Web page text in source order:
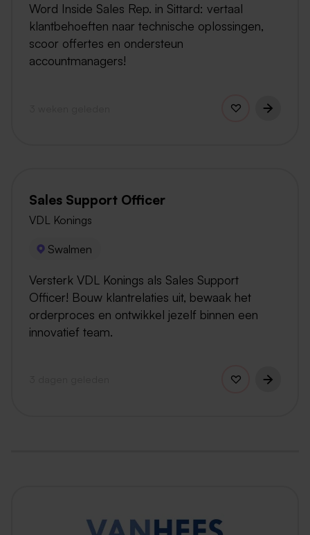
Word Inside Sales Rep. in Sittard: vertaal
klantbehoeften naar technische oplossingen,
scoor offertes en ondersteun
accountmanagers!
Sales Support Officer
VDL Konings
Swalmen
Versterk VDL Konings als Sales Support
Officer! Bouw klantrelaties uit, bewaak het
orderproces en ontwikkel jezelf binnen een
innovatief team.